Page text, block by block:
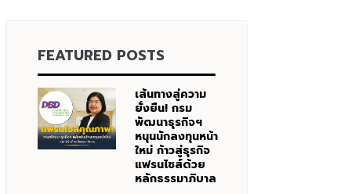
FEATURED POSTS
เส้นทางสู่ความ
ยั่งยืน! กรม
พัฒนาธุรกิจฯ
หนุนนักลงทุนหน้า
ใหม่ ก้าวสู่ธุรกิจ
แฟรนไชส์ด้วย
หลักธรรมาภิบาล